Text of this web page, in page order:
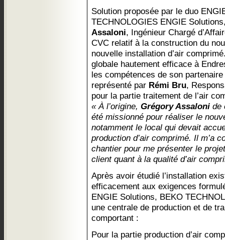
Solution proposée par le duo
TECHNOLOGIES ENGIE
Assaloni, Ingénieur Chargé
CVC relatif à la construction du
nouvelle installation d’air
globale hautement efficace à
les compétences de son
représenté par Rémi Bru,
pour la partie traitement de l’air
« À l’origine, Grégory Assaloni de
été missionné pour réaliser le
notamment le local qui devait
production d’air comprimé. Il m’a
chantier pour me présenter le
client quant à la qualité d’air
Après avoir étudié l’installation
efficacement aux exigences
ENGIE Solutions, BEKO
une centrale de production et de
comportant :
Pour la partie production d’air